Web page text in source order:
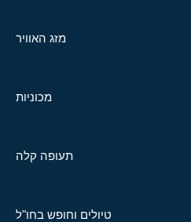
מזג האוויר
מכוניות
תעופה קלה
טיולים וחופש בחו"ל